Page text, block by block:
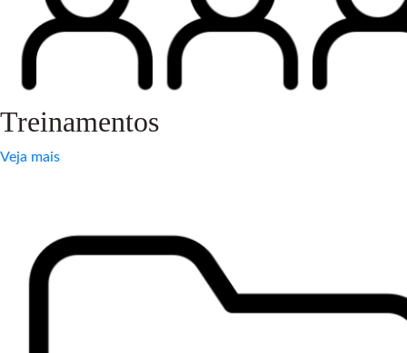
Treinamentos
Veja mais